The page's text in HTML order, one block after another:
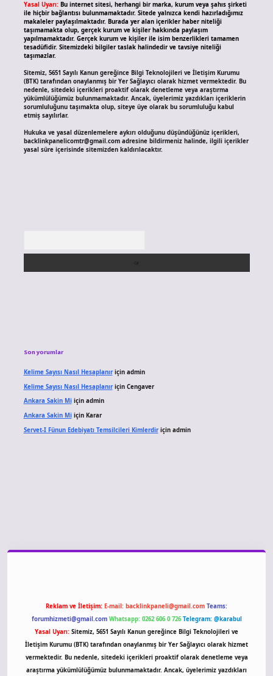
Yasal Uyarı: Bu internet sitesi, herhangi bir marka, kurum veya şahıs şirketi
ile hiçbir bağlantısı bulunmamaktadır. Sitede yalnızca kendi hazırladığımız
makaleler paylaşılmaktadır. Burada yer alan içerikler haber niteliği
taşımamakta olup, gerçek kurum ve kişiler hakkında paylaşım
yapılmamaktadır. Gerçek kurum ve kişiler ile isim benzerlikleri tamamen
tesadüfidir. Sitemizdeki bilgiler taslak halindedir ve tavsiye niteliği
taşımazlar.
Sitemiz, 5651 Sayılı Kanun gereğince Bilgi Teknolojileri ve İletişim Kurumu
(BTK) tarafından onaylanmış bir Yer Sağlayıcı olarak hizmet vermektedir. Bu
nedenle, sitedeki içerikleri proaktif olarak denetleme veya araştırma
yükümlülüğümüz bulunmamaktadır. Ancak, üyelerimiz yazdıkları içeriklerin
sorumluluğunu taşımakta olup, siteye üye olarak bu sorumluluğu kabul
etmiş sayılırlar.
Hukuka ve yasal düzenlemelere aykırı olduğunu düşündüğünüz içerikleri,
backlinkpanelicomtr@gmail.comadresine bildirmeniz halinde, ilgili içerikler
yasal süre içerisinde sitemizden kaldırılacaktır.
Son yorumlar
Kelime Sayısı Nasıl Hesaplanıriçin admin
Kelime Sayısı Nasıl Hesaplanıriçin Cengaver
Ankara Sakin Miiçin admin
Ankara Sakin Miiçin Karar
Servet-I Fünun Edebiyatı Temsilcileri Kimlerdiriçin admin
Reklam ve İletişim: E-mail: backlinkpaneli@gmail.com Teams:
forumhizmeti@gmail.com Whatsapp: 0262 606 0 726 Telegram: @karabul
Yasal Uyarı: Sitemiz, 5651 Sayılı Kanun gereğince Bilgi Teknolojileri ve
İletişim Kurumu (BTK) tarafından onaylanmış bir Yer Sağlayıcı olarak hizmet
vermektedir. Bu nedenle, sitedeki içerikleri proaktif olarak denetleme veya
araştırma yükümlülüğümüz bulunmamaktadır. Ancak, üyelerimiz yazdıkları